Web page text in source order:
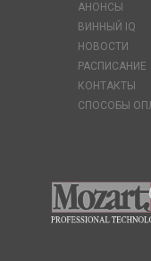
АНОНСЫ
ВИННЫЙ IQ
НОВОСТИ
РАСПИСАНИЕ
КОНТАКТЫ
СПОСОБЫ